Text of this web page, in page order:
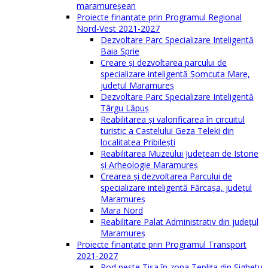
maramureşean
Proiecte finanțate prin Programul Regional
Nord-Vest 2021-2027
Dezvoltare Parc Specializare Inteligentă
Baia Sprie
Creare și dezvoltarea parcului de
specializare inteligentă Șomcuta Mare,
județul Maramureș
Dezvoltare Parc Specializare Inteligentă
Târgu Lăpuș
Reabilitarea și valorificarea în circuitul
turistic a Castelului Geza Teleki din
localitatea Pribilești
Reabilitarea Muzeului Județean de Istorie
și Arheologie Maramureș
Crearea și dezvoltarea Parcului de
specializare inteligentă Fărcașa, județul
Maramureș
Mara Nord
Reabilitare Palat Administrativ din județul
Maramureș
Proiecte finanțate prin Programul Transport
2021-2027